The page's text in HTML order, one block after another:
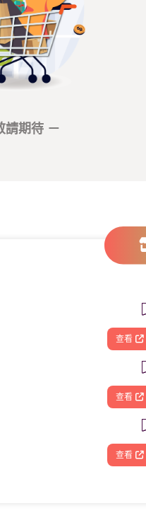
請期待 －
查看
查看
查看